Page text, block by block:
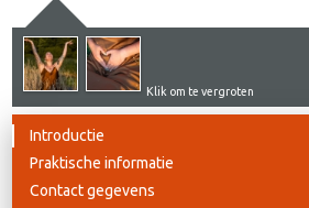
Klik om te vergroten
Introductie
Praktische informatie
Contact gegevens